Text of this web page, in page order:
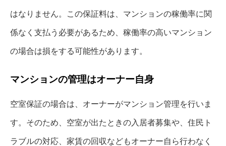
はなりません。この保証料は、マンションの稼働率に関
係なく支払う必要があるため、稼働率の高いマンション
の場合は損をする可能性があります。
マンションの管理はオーナー自身
空室保証の場合は、オーナーがマンション管理を行いま
す。そのため、空室が出たときの入居者募集や、住民ト
ラブルの対応、家賃の回収などもオーナー自ら行わなく